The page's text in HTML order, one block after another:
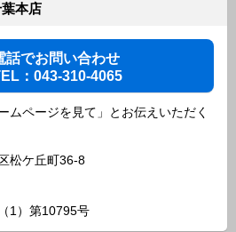
本店
話でお問い合わせ
：043-310-4065
ムページを見て」とお伝えいただく
松ケ丘町36-8
1）第10795号